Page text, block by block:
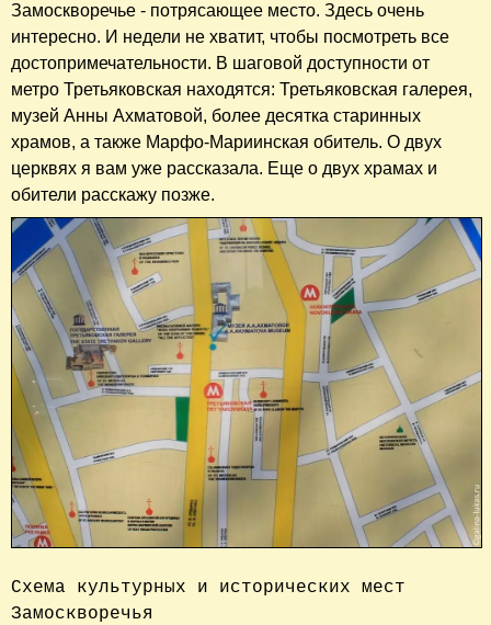
Замоскворечье - потрясающее место. Здесь очень
интересно. И недели не хватит, чтобы посмотреть все
достопримечательности. В шаговой доступности от
метро Третьяковская находятся: Третьяковская галерея,
музей Анны Ахматовой, более десятка старинных
храмов, а также Марфо-Мариинская обитель. О двух
церквях я вам уже рассказала. Еще о двух храмах и
обители расскажу позже.
Схема культурных и исторических мест
Замоскворечья